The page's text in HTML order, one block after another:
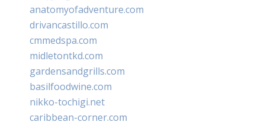
anatomyofadventure.com
drivancastillo.com
cmmedspa.com
midletontkd.com
gardensandgrills.com
basilfoodwine.com
nikko-tochigi.net
caribbean-corner.com